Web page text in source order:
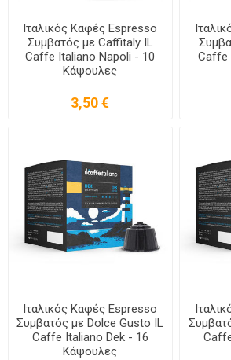
Ιταλικός Καφές Espresso
Συμβατός με Caffitaly IL
Caffe Italiano Napoli - 10
Κάψουλες
3,50 €
Caffe
Ιταλικός Καφές Espresso
Συμβατός με Dolce Gusto IL
Caffe Italiano Dek - 16
Κάψουλες